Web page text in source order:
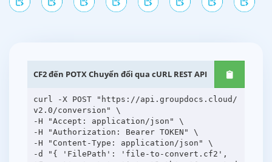
CF2 đến POTX Chuyển đổi qua cURL REST API
curl -X POST "https://api.groupdocs.cloud/
v2.0/conversion" \
-H "Accept: application/json" \
-H "Authorization: Bearer TOKEN" \
-H "Content-Type: application/json" \
-d "{ 'FilePath': 'file-to-convert.cf2',